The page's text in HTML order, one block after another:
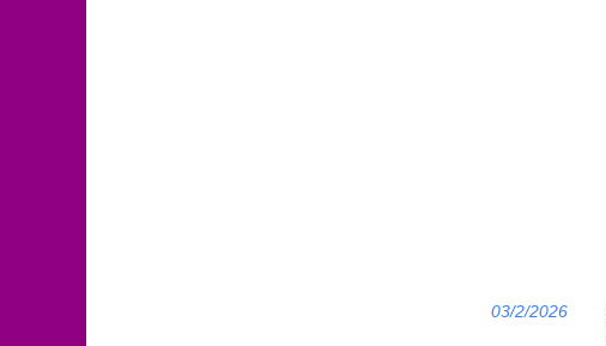
03/2/2026